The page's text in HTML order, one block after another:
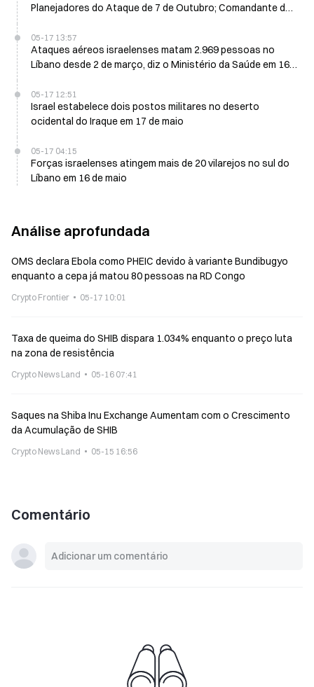
Planejadores do Ataque de 7 de Outubro; Comandante do
05-17 13:57
Ataques aéreos israelenses matam 2.969 pessoas no
Líbano desde 2 de março, diz o Ministério da Saúde em 16
05-17 12:51
Israel estabelece dois postos militares no deserto
ocidental do Iraque em 17 de maio
05-17 04:15
Forças israelenses atingem mais de 20 vilarejos no sul do
Líbano em 16 de maio
Análise aprofundada
OMS declara Ebola como PHEIC devido à variante Bundibugyo
enquanto a cepa já matou 80 pessoas na RD Congo
Crypto Frontier 05-17 10:01
Taxa de queima do SHIB dispara 1.034% enquanto o preço luta
na zona de resistência
Crypto News Land 05-16 07:41
Saques na Shiba Inu Exchange Aumentam com o Crescimento
da Acumulação de SHIB
Crypto News Land 05-15 16:56
Comentário